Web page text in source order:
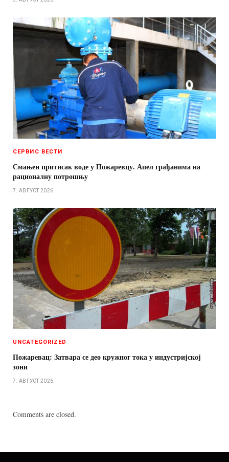
СЕРВИС ВЕСТИ
Смањен притисак воде у Пожаревцу. Апел грађанима на
рационалну потрошњу
7. АВГУСТ 2026.
UNCATEGORIZED
Пожаревац: Затвара се део кружног тока у индустријској
зони
7. АВГУСТ 2026.
Comments are closed.